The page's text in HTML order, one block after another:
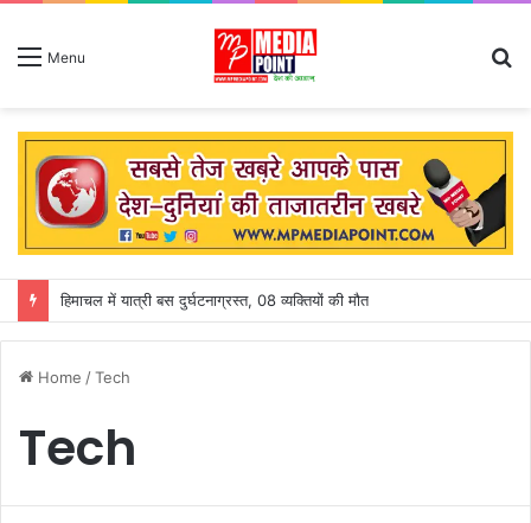
Menu
हिमाचल में यात्री बस दुर्घटनाग्रस्त, 08 व्यक्तियों की मौत
Home /Tech
Tech